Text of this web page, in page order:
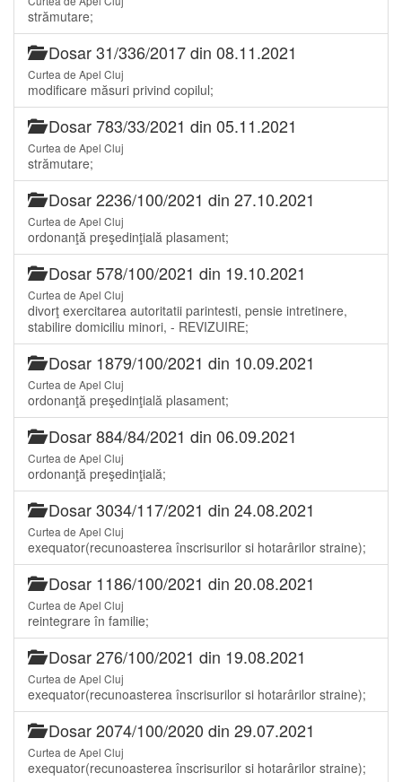
strămutare;
Dosar 31/336/2017 din 08.11.2021
Curtea de Apel Cluj
modificare măsuri privind copilul;
Dosar 783/33/2021 din 05.11.2021
Curtea de Apel Cluj
strămutare;
Dosar 2236/100/2021 din 27.10.2021
Curtea de Apel Cluj
ordonanţă preşedinţială plasament;
Dosar 578/100/2021 din 19.10.2021
Curtea de Apel Cluj
divorţ exercitarea autoritatii parintesti, pensie intretinere,
stabilire domiciliu minori, - REVIZUIRE;
Dosar 1879/100/2021 din 10.09.2021
Curtea de Apel Cluj
ordonanţă preşedinţială plasament;
Dosar 884/84/2021 din 06.09.2021
Curtea de Apel Cluj
ordonanţă preşedinţială;
Dosar 3034/117/2021 din 24.08.2021
Curtea de Apel Cluj
exequator(recunoasterea înscrisurilor si hotarârilor straine);
Dosar 1186/100/2021 din 20.08.2021
Curtea de Apel Cluj
reintegrare în familie;
Dosar 276/100/2021 din 19.08.2021
Curtea de Apel Cluj
exequator(recunoasterea înscrisurilor si hotarârilor straine);
Dosar 2074/100/2020 din 29.07.2021
Curtea de Apel Cluj
exequator(recunoasterea înscrisurilor si hotarârilor straine);